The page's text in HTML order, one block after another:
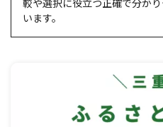
います。